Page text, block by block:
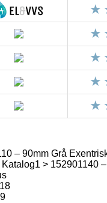
– 90mm Grå
> 152901140